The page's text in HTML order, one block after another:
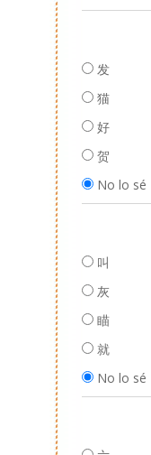
发
猫
好
贺
No lo sé
叫
灰
瞄
就
No lo sé